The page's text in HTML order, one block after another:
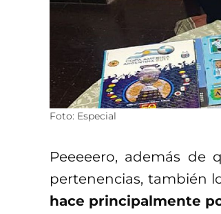
Foto: Especial
Peeeeero, además de
pertenencias, también
hace principalmente